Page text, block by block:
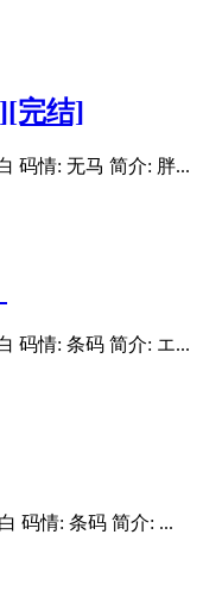
完结]
码情: 无马 简介: 胖...
码情: 条码 简介: エ...
码情: 条码 简介: ...